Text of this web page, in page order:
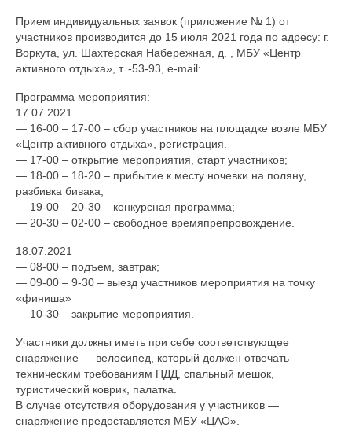
Прием индивидуальных заявок (приложение № 1) от
участников производится до 15 июля 2021 года по адресу: г.
Воркута, ул. Шахтерская Набережная, д. , МБУ «Центр
активного отдыха», т. -53-93, e-mail: .
Программа мероприятия:
17.07.2021
— 16-00 – 17-00 – сбор участников на площадке возле МБУ
«Центр активного отдыха», регистрация.
— 17-00 – открытие мероприятия, старт участников;
— 18-00 – 18-20 – прибытие к месту ночевки на поляну,
разбивка бивака;
— 19-00 – 20-30 – конкурсная программа;
— 20-30 – 02-00 – свободное времяпрепровождение.
18.07.2021
— 08-00 – подъем, завтрак;
— 09-00 – 9-30 – выезд участников мероприятия на точку
«финиша»
— 10-30 – закрытие мероприятия.
Участники должны иметь при себе соответствующее
снаряжение — велосипед, который должен отвечать
техническим требованиям ПДД, спальный мешок,
туристический коврик, палатка.
В случае отсутствия оборудования у участников —
снаряжение предоставляется МБУ «ЦАО».